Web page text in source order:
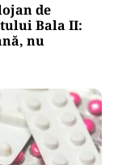
de
Bala II:
nu